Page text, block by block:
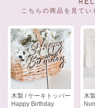
こちらの商品を見て
木製 / ケーキトッパー
Happy Birthday
木